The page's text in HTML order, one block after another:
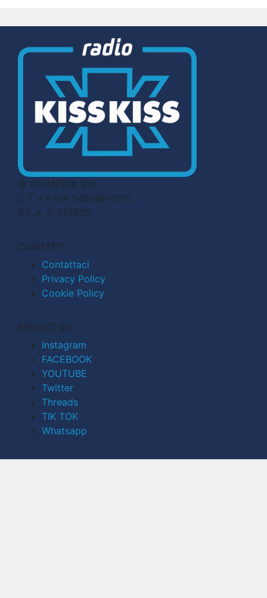
© CN MEDIA S.r.l.
C.F. e P.IVA 04998911210
R.E.A. n. 727803
CONTATTI
Contattaci
Privacy Policy
Cookie Policy
SEGUICI SU
Instagram
FACEBOOK
YOUTUBE
Twitter
Threads
TIK TOK
Whatsapp